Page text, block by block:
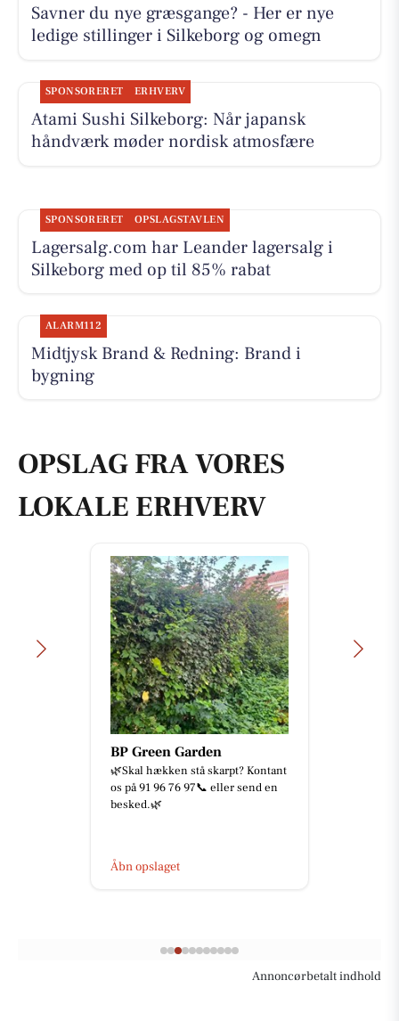
Savner du nye græsgange? - Her er nye
ledige stillinger i Silkeborg og omegn
SPONSORERET ERHVERV
Atami Sushi Silkeborg: Når japansk
håndværk møder nordisk atmosfære
SPONSORERET OPSLAGSTAVLEN
Lagersalg.com har Leander lagersalg i
Silkeborg med op til 85% rabat
ALARM112
Midtjysk Brand & Redning: Brand i
bygning
OPSLAG FRA VORES
LOKALE ERHVERV
BP Green Garden
🌿Skal hækken stå skarpt? Kontant
os på 91 96 76 97📞 eller send en
besked.🌿
Åbn opslaget
Annoncørbetalt indhold